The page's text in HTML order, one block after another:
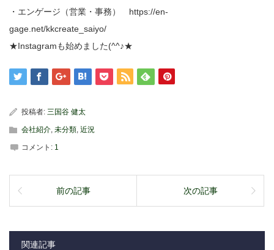
・エンゲージ（営業・事務） https://en-
gage.net/kkcreate_saiyo/
★Instagramも始めました(^^♪★
投稿者: 三国谷 健太
会社紹介, 未分類, 近況
コメント: 1
前の記事 次の記事
関連記事